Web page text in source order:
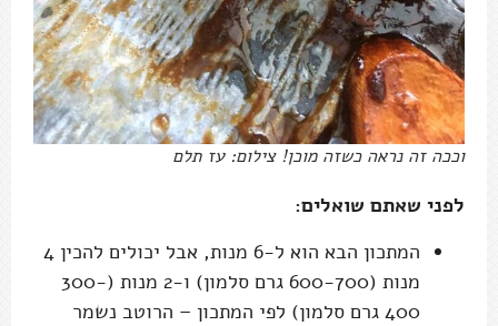
וככה זה נראה כשזה מוכן! צילום: עז תלם
לפני שאתם שואלים:
המתכון הבא הוא ל-6 מנות, אבל יכולים להכין 4
מנות (600-700 גרם סלמון) ו-2 מנות (300-
400 גרם סלמון) לפי המתכון – הרוטב נשמר